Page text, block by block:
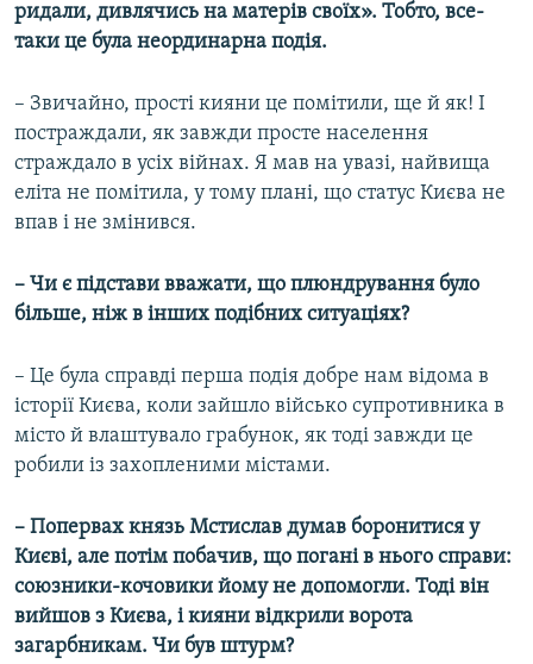
ридали, дивлячись на матерів своїх». Тобто, все-
таки це була неординарна подія.
– Звичайно, прості кияни це помітили, ще й як! І
постраждали, як завжди просте населення
страждало в усіх війнах. Я мав на увазі, найвища
еліта не помітила, у тому плані, що статус Києва не
впав і не змінився.
– Чи є підстави вважати, що плюндрування було
більше, ніж в інших подібних ситуаціях?
– Це була справді перша подія добре нам відома в
історії Києва, коли зайшло військо супротивника в
місто й влаштувало грабунок, як тоді завжди це
робили із захопленими містами.
– Попервах князь Мстислав думав боронитися у
Києві, але потім побачив, що погані в нього справи:
союзники-кочовики йому не допомогли. Тоді він
вийшов з Києва, і кияни відкрили ворота
загарбникам. Чи був штурм?